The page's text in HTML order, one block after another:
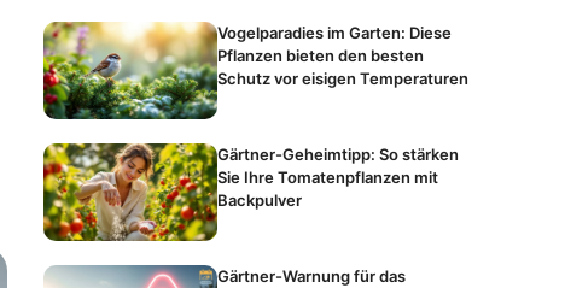
Vogelparadies im Garten: Diese
Pflanzen bieten den besten
Schutz vor eisigen Temperaturen
Gärtner-Geheimtipp: So stärken
Sie Ihre Tomatenpflanzen mit
Backpulver
Gärtner-Warnung für das